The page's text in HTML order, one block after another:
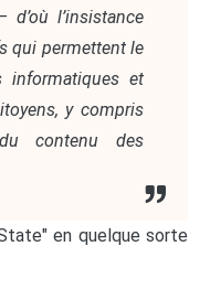
l’insistance
qui permettent le
informatiques et
y compris
contenu des
en quelque sorte